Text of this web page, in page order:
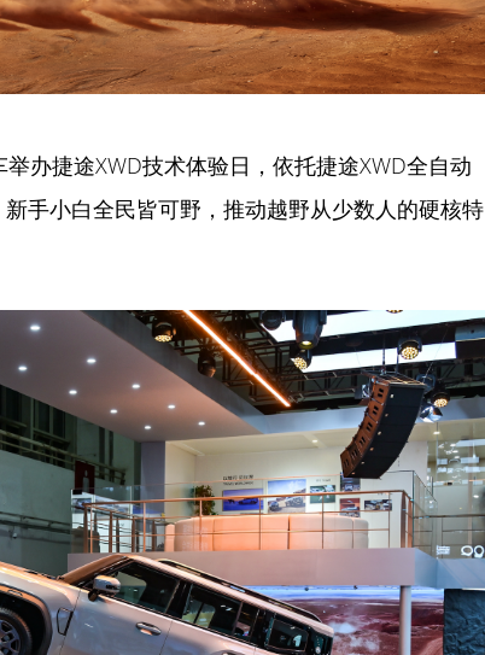
办捷途XWD技术体验日，依托捷途XWD全自动
手小白全民皆可野，推动越野从少数人的硬核特